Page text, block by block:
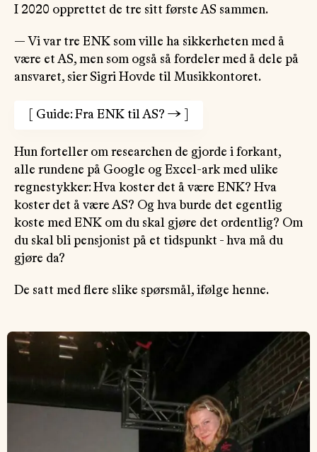
I 2020 opprettet de tre sitt første AS sammen.
— Vi var tre ENK som ville ha sikkerheten med å
være et AS, men som også så fordeler med å dele på
ansvaret, sier Sigri Hovde til Musikkontoret.
Guide: Fra ENK til AS? →
Hun forteller om researchen de gjorde i forkant,
alle rundene på Google og Excel-ark med ulike
regnestykker: Hva koster det å være ENK? Hva
koster det å være AS? Og hva burde det egentlig
koste med ENK om du skal gjøre det ordentlig? Om
du skal bli pensjonist på et tidspunkt - hva må du
gjøre da?
De satt med flere slike spørsmål, ifølge henne.